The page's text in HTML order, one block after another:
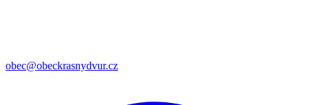
obec@obeckrasnydvur.cz